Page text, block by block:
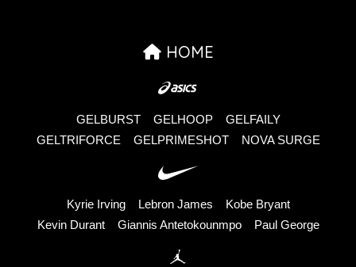
HOME
GELBURST GELHOOP
GELFAILY
GELTRIFORCE
GELPRIMESHOT NOVA SURGE
Kyrie Irving Lebron James
Kobe Bryant
Kevin Durant
Giannis Antetokounmpo Paul George